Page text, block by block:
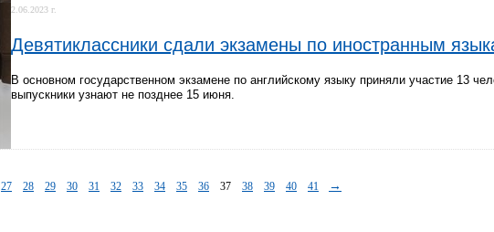
2.06.2023 г.
Девятиклассники сдали экзамены по иностранным
В основном государственном экзамене по английскому языку приняли участие 13
выпускники узнают не позднее 15 июня.
27 28 29 30 31 32 33 34 35 36 37 38 39 40 41 →